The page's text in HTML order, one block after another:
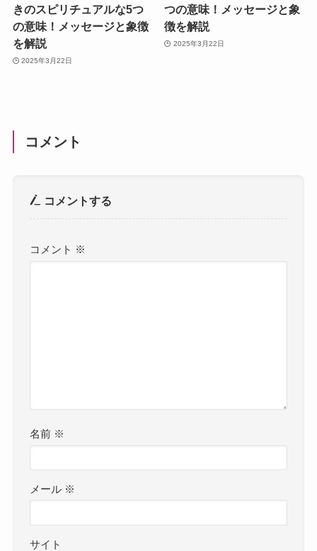
きのスピリチュアルな5つ
の意味！メッセージと象徴
を解説
2025年3月22日
つの意味！メッセージと象
徴を解説
2025年3月22日
コメント
コメントする
コメント ※
名前 ※
メール ※
サイト